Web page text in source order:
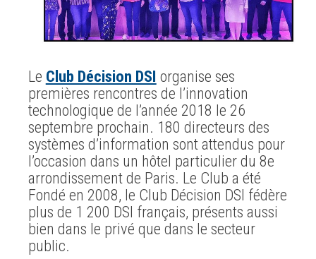
Le Club Décision DSI organise ses
premières rencontres de l’innovation
technologique de l’année 2018 le 26
septembre prochain. 180 directeurs des
systèmes d’information sont attendus pour
l’occasion dans un hôtel particulier du 8e
arrondissement de Paris. Le Club a été
Fondé en 2008, le Club Décision DSI fédère
plus de 1 200 DSI français, présents aussi
bien dans le privé que dans le secteur
public.